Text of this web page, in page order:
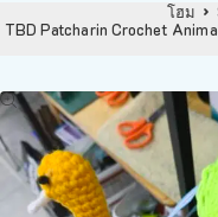
โฮม
TBD Patcharin Crochet